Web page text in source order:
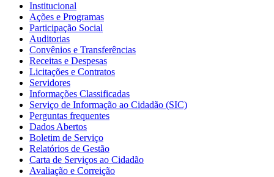
Institucional
Ações e Programas
Participação Social
Auditorias
Convênios e Transferências
Receitas e Despesas
Licitações e Contratos
Servidores
Informações Classificadas
Serviço de Informação ao Cidadão (SIC)
Perguntas frequentes
Dados Abertos
Boletim de Serviço
Relatórios de Gestão
Carta de Serviços ao Cidadão
Avaliação e Correição